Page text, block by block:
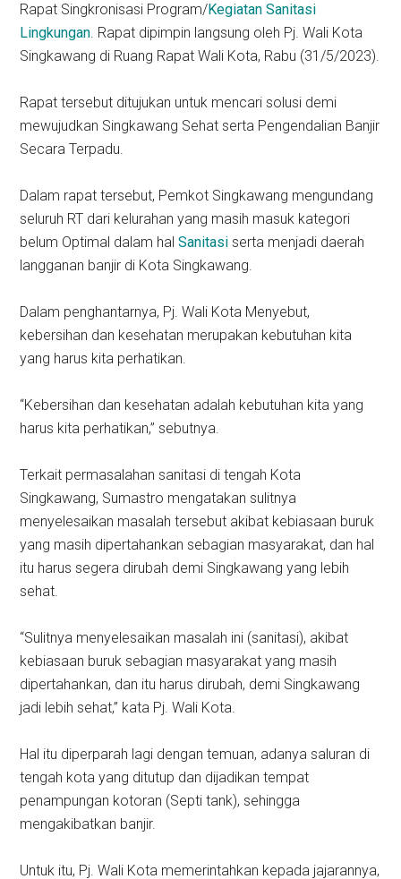
Rapat Singkronisasi Program/Kegiatan Sanitasi
Lingkungan. Rapat dipimpin langsung oleh Pj. Wali Kota
Singkawang di Ruang Rapat Wali Kota, Rabu (31/5/2023).
Rapat tersebut ditujukan untuk mencari solusi demi
mewujudkan Singkawang Sehat serta Pengendalian Banjir
Secara Terpadu.
Dalam rapat tersebut, Pemkot Singkawang mengundang
seluruh RT dari kelurahan yang masih masuk kategori
belum Optimal dalam halSanitasiserta menjadi daerah
langganan banjir di Kota Singkawang.
Dalam penghantarnya, Pj. Wali Kota Menyebut,
kebersihan dan kesehatan merupakan kebutuhan kita
yang harus kita perhatikan.
“Kebersihan dan kesehatan adalah kebutuhan kita yang
harus kita perhatikan,” sebutnya.
Terkait permasalahan sanitasi di tengah Kota
Singkawang, Sumastro mengatakan sulitnya
menyelesaikan masalah tersebut akibat kebiasaan buruk
yang masih dipertahankan sebagian masyarakat, dan hal
itu harus segera dirubah demi Singkawang yang lebih
sehat.
“Sulitnya menyelesaikan masalah ini (sanitasi), akibat
kebiasaan buruk sebagian masyarakat yang masih
dipertahankan, dan itu harus dirubah, demi Singkawang
jadi lebih sehat,” kata Pj. Wali Kota.
Hal itu diperparah lagi dengan temuan, adanya saluran di
tengah kota yang ditutup dan dijadikan tempat
penampungan kotoran (Septi tank), sehingga
mengakibatkan banjir.
Untuk itu, Pj. Wali Kota memerintahkan kepada jajarannya,